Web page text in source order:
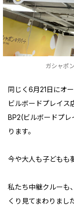
ガシャポ
同じく6月21日にオ
ビルボードプレイス
BP2(ビルボードプレ
ります。
今や大人も子どもも
私たち中継クルーも
くり見てまわりまし